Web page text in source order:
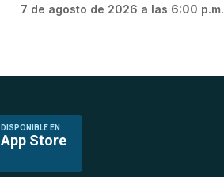
7 de agosto de 2026 a las 6:00 p.m.
DISPONIBLE EN
App Store